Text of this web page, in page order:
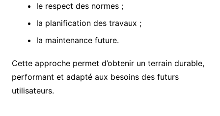
le respect des normes ;
la planification des travaux ;
la maintenance future.
Cette approche permet d’obtenir un terrain durable,
performant et adapté aux besoins des futurs
utilisateurs.